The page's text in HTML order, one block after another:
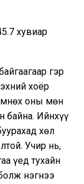
хувиар
гэр
хоёр
оны мөн
байна. Ийнхүү
хөл
Учир нь,
үед тухайн
нэгнээ